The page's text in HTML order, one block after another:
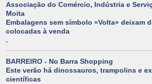
Associação do Comércio, Indústria e
Moita
Embalagens sem símbolo «Volta» deixam
colocadas à venda
.
BARREIRO - No Barra Shopping
Este verão há dinossauros, trampolins e
científicas